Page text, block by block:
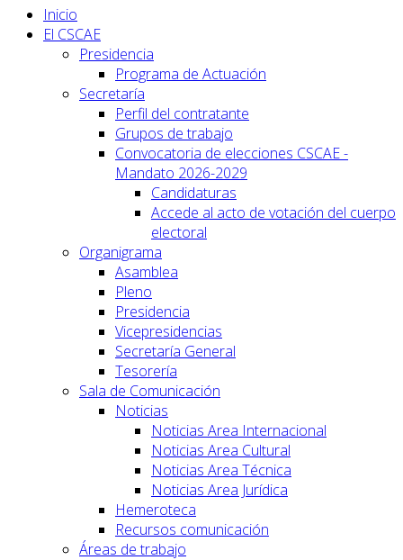
Inicio
El CSCAE
Presidencia
Programa de Actuación
Secretaría
Perfil del contratante
Grupos de trabajo
Convocatoria de elecciones CSCAE -
Mandato 2026-2029
Candidaturas
Accede al acto de votación del cuerpo
electoral
Organigrama
Asamblea
Pleno
Presidencia
Vicepresidencias
Secretaría General
Tesorería
Sala de Comunicación
Noticias
Noticias Area Internacional
Noticias Area Cultural
Noticias Area Técnica
Noticias Area Jurídica
Hemeroteca
Recursos comunicación
Áreas de trabajo